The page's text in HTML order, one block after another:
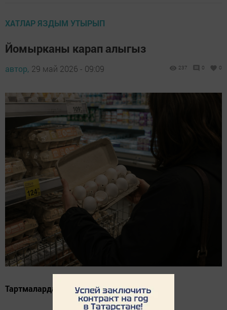
ХАТЛАР ЯЗДЫМ УТЫРЫП
Йомырканы карап алыгыз
автор, 29 май 2026 - 09:09 237 0 0
Тартмаларда ватыклары да очрый.